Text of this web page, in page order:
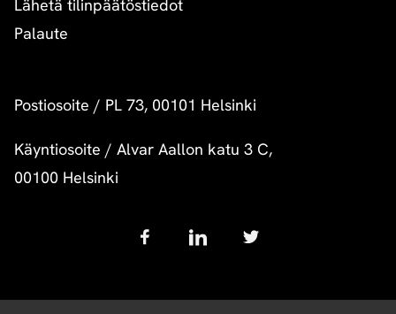
Lähetä tilinpäätöstiedot
Palaute
Postiosoite / PL 73, 00101 Helsinki
Käyntiosoite / Alvar Aallon katu 3 C,
00100 Helsinki